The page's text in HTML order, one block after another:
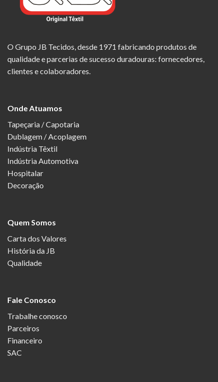
O Grupo JB Tecidos, desde 1971 fabricando produtos de
qualidade e parcerias de sucesso duradouras: fornecedores,
clientes e colaboradores.
Onde Atuamos
Tapeçaria / Capotaria
Dublagem / Acoplagem
Indústria Têxtil
Indústria Automotiva
Hospitalar
Decoração
Quem Somos
Carta dos Valores
História da JB
Qualidade
Fale Conosco
Trabalhe conosco
Parceiros
Financeiro
SAC